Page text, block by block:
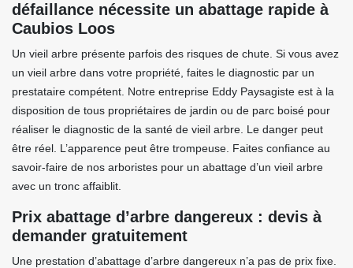
défaillance nécessite un abattage rapide à
Caubios Loos
Un vieil arbre présente parfois des risques de chute. Si vous avez
un vieil arbre dans votre propriété, faites le diagnostic par un
prestataire compétent. Notre entreprise Eddy Paysagiste est à la
disposition de tous propriétaires de jardin ou de parc boisé pour
réaliser le diagnostic de la santé de vieil arbre. Le danger peut
être réel. L’apparence peut être trompeuse. Faites confiance au
savoir-faire de nos arboristes pour un abattage d’un vieil arbre
avec un tronc affaiblit.
Prix abattage d’arbre dangereux : devis à
demander gratuitement
Une prestation d’abattage d’arbre dangereux n’a pas de prix fixe.